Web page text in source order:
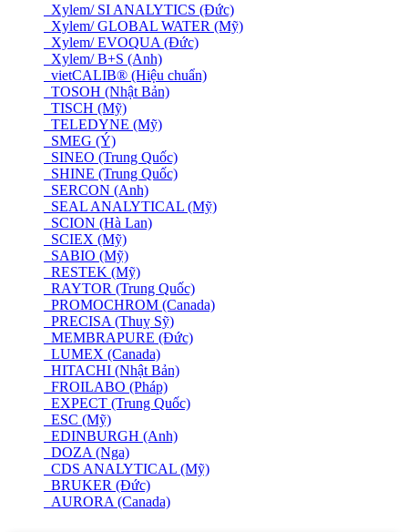
Xylem/ SI ANALYTICS (Đức)
Xylem/ GLOBAL WATER (Mỹ)
Xylem/ EVOQUA (Đức)
Xylem/ B+S (Anh)
vietCALIB® (Hiệu chuẩn)
TOSOH (Nhật Bản)
TISCH (Mỹ)
TELEDYNE (Mỹ)
SMEG (Ý)
SINEO (Trung Quốc)
SHINE (Trung Quốc)
SERCON (Anh)
SEAL ANALYTICAL (Mỹ)
SCION (Hà Lan)
SCIEX (Mỹ)
SABIO (Mỹ)
RESTEK (Mỹ)
RAYTOR (Trung Quốc)
PROMOCHROM (Canada)
PRECISA (Thuỵ Sỹ)
MEMBRAPURE (Đức)
LUMEX (Canada)
HITACHI (Nhật Bản)
FROILABO (Pháp)
EXPECT (Trung Quốc)
ESC (Mỹ)
EDINBURGH (Anh)
DOZA (Nga)
CDS ANALYTICAL (Mỹ)
BRUKER (Đức)
AURORA (Canada)